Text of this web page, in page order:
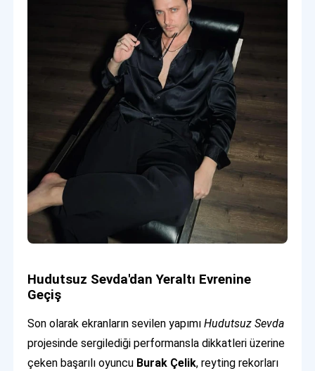
Hudutsuz Sevda'dan Yeraltı Evrenine
Geçiş
Son olarak ekranların sevilen yapımıHudutsuz Sevda
projesinde sergilediği performansla dikkatleri üzerine
çeken başarılı oyuncu Burak Çelik, reyting rekorları